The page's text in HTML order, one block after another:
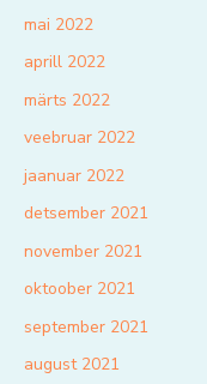
mai 2022
aprill 2022
märts 2022
veebruar 2022
jaanuar 2022
detsember 2021
november 2021
oktoober 2021
september 2021
august 2021